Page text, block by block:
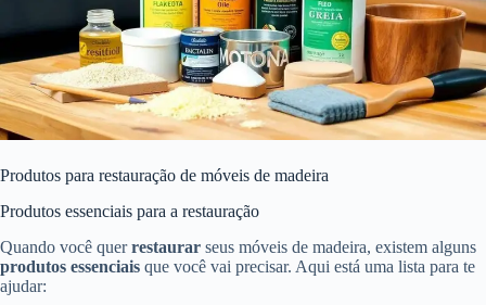
Produtos para restauração de móveis de madeira
Produtos essenciais para a restauração
Quando você querrestaurar seus móveis de madeira, existem alguns
produtos essenciais que você vai precisar. Aqui está uma lista para te
ajudar: